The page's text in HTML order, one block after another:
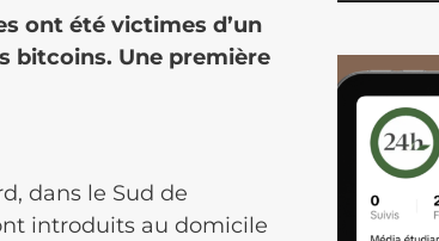
ont été victimes d’un
bitcoins. Une première
dans le Sud de
introduits au domicile